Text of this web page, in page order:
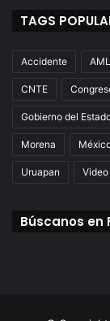
TAGS
Accidente
CNTE
Gobierno del
Morena
Uruapan Video
Búscanos en